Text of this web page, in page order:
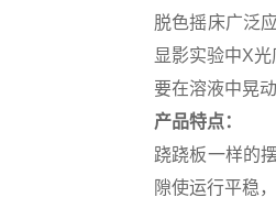
脱色摇床广泛
显影实验中X
要在溶液中晃
产品特点：
跷跷板一样的
隙使运行平稳